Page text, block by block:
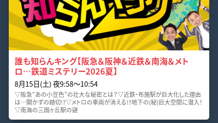
誰も知らんキング【阪急＆阪神＆近鉄＆南海＆メト
ロ…鉄道ミステリー2026夏】
8月15日(土) 夜9:58〜10:54
▽阪急“あの小豆色”の壮大な秘密とは？▽近鉄・布施駅が巨大化した理由
は…開かずの踏切!?▽メトロの車両が消える!?地下の(秘)巨大空間に潜入！
▽南海の三国ヶ丘駅の謎